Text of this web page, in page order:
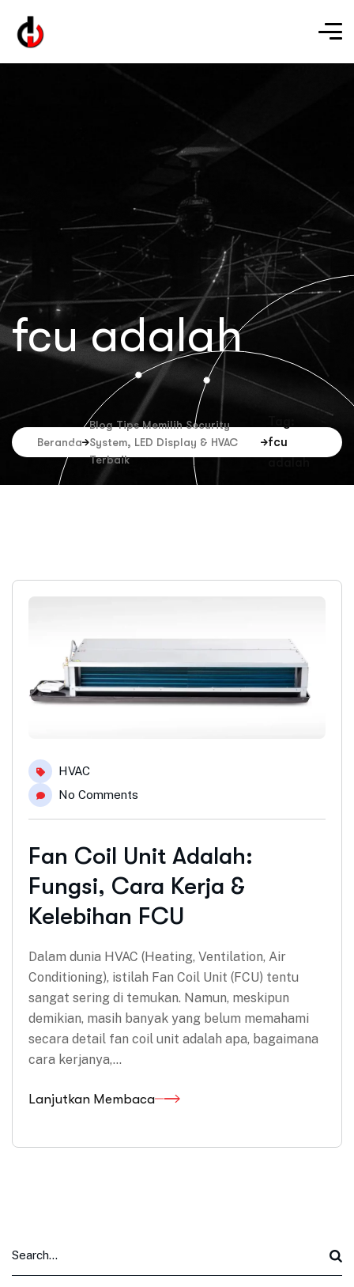
fcu adalah
Beranda
Blog Tips Memilih Security
System, LED Display & HVAC
Terbaik
fcu
HVAC
No Comments
Fan Coil Unit Adalah:
Fungsi, Cara Kerja &
Kelebihan FCU
Dalam dunia HVAC (Heating, Ventilation, Air
Conditioning), istilah Fan Coil Unit (FCU) tentu
sangat sering di temukan. Namun, meskipun
demikian, masih banyak yang belum memahami
secara detail fan coil unit adalah apa, bagaimana
cara kerjanya,…
Lanjutkan Membaca